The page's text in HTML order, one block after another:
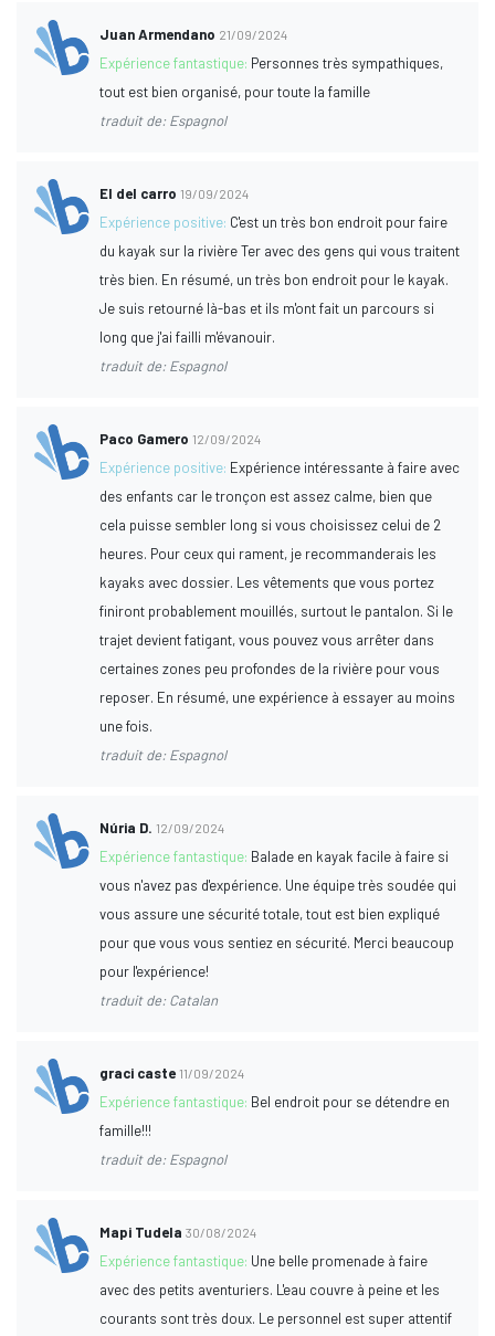
Juan Armendano 21/09/2024
Expérience fantastique: Personnes très sympathiques,
tout est bien organisé, pour toute la famille
traduit de: Espagnol
El del carro 19/09/2024
Expérience positive: C'est un très bon endroit pour faire
du kayak sur la rivière Ter avec des gens qui vous traitent
très bien. En résumé, un très bon endroit pour le kayak.
Je suis retourné là-bas et ils m'ont fait un parcours si
long que j'ai failli m'évanouir.
traduit de: Espagnol
Paco Gamero 12/09/2024
Expérience positive: Expérience intéressante à faire avec
des enfants car le tronçon est assez calme, bien que
cela puisse sembler long si vous choisissez celui de 2
heures. Pour ceux qui rament, je recommanderais les
kayaks avec dossier. Les vêtements que vous portez
finiront probablement mouillés, surtout le pantalon. Si le
trajet devient fatigant, vous pouvez vous arrêter dans
certaines zones peu profondes de la rivière pour vous
reposer. En résumé, une expérience à essayer au moins
une fois.
traduit de: Espagnol
Núria D. 12/09/2024
Expérience fantastique: Balade en kayak facile à faire si
vous n'avez pas d'expérience. Une équipe très soudée qui
vous assure une sécurité totale, tout est bien expliqué
pour que vous vous sentiez en sécurité. Merci beaucoup
pour l'expérience!
traduit de: Catalan
graci caste 11/09/2024
Expérience fantastique: Bel endroit pour se détendre en
famille!!!
traduit de: Espagnol
Mapi Tudela 30/08/2024
Expérience fantastique: Une belle promenade à faire
avec des petits aventuriers. L'eau couvre à peine et les
courants sont très doux. Le personnel est super attentif